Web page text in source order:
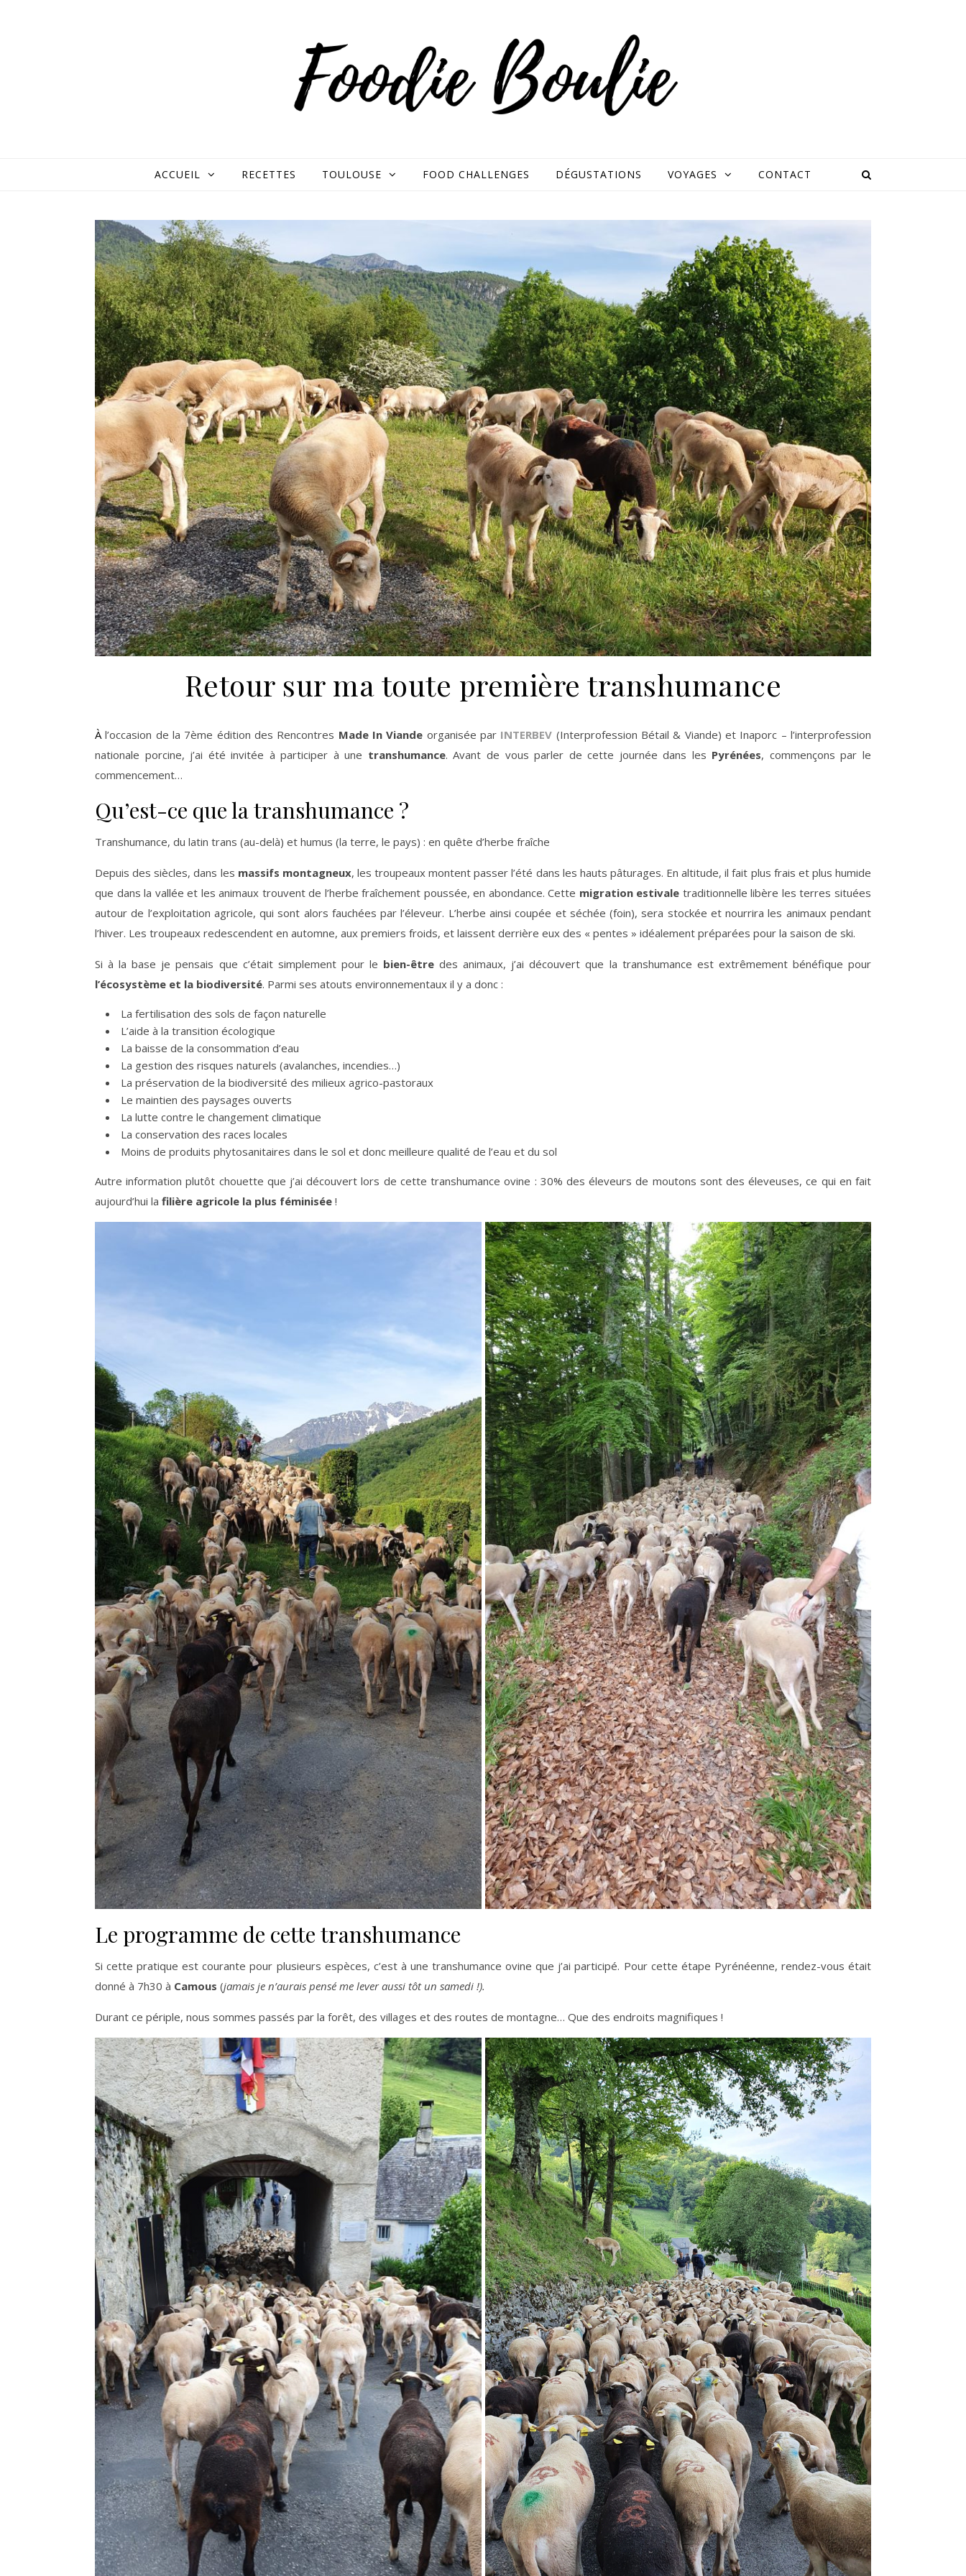
ACCUEIL RECETTES TOULOUSE FOOD CHALLENGES DÉGUSTATIONS VOYAGES CONTACT
Retour sur ma toute première transhumance
À l’occasion de la 7ème édition des Rencontres Made In Viande organisée par INTERBEV (Interprofession Bétail & Viande) et Inaporc – l’interprofession
nationale porcine, j’ai été invitée à participer à une transhumance. Avant de vous parler de cette journée dans les Pyrénées, commençons par le
commencement…
Qu’est-ce que la transhumance ?
Transhumance, du latin trans (au-delà) et humus (la terre, le pays) : en quête d’herbe fraîche
Depuis des siècles, dans les massifs montagneux, les troupeaux montent passer l’été dans les hauts pâturages. En altitude, il fait plus frais et plus humide
que dans la vallée et les animaux trouvent de l’herbe fraîchement poussée, en abondance. Cette migration estivale traditionnelle libère les terres situées
autour de l’exploitation agricole, qui sont alors fauchées par l’éleveur. L’herbe ainsi coupée et séchée (foin), sera stockée et nourrira les animaux pendant
l’hiver. Les troupeaux redescendent en automne, aux premiers froids, et laissent derrière eux des « pentes » idéalement préparées pour la saison de ski.
Si à la base je pensais que c’était simplement pour le bien-être des animaux, j’ai découvert que la transhumance est extrêmement bénéfique pour
l’écosystème et la biodiversité. Parmi ses atouts environnementaux il y a donc :
La fertilisation des sols de façon naturelle
L’aide à la transition écologique
La baisse de la consommation d’eau
La gestion des risques naturels (avalanches, incendies…)
La préservation de la biodiversité des milieux agrico-pastoraux
Le maintien des paysages ouverts
La lutte contre le changement climatique
La conservation des races locales
Moins de produits phytosanitaires dans le sol et donc meilleure qualité de l’eau et du sol
Autre information plutôt chouette que j’ai découvert lors de cette transhumance ovine : 30% des éleveurs de moutons sont des éleveuses, ce qui en fait
aujourd’hui la filière agricole la plus féminisée !
Le programme de cette transhumance
Si cette pratique est courante pour plusieurs espèces, c’est à une transhumance ovine que j’ai participé. Pour cette étape Pyrénéenne, rendez-vous était
donné à 7h30 à Camous (jamais je n’aurais pensé me lever aussi tôt un samedi !).
Durant ce périple, nous sommes passés par la forêt, des villages et des routes de montagne… Que des endroits magnifiques !